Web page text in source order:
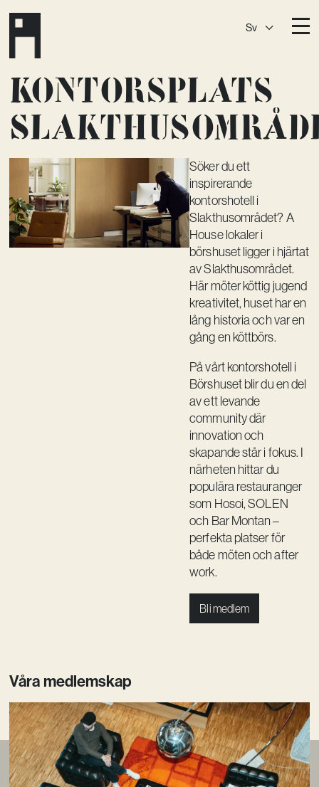
Sv
A HouseÖstermalm
A HouseSlaktis
A HouseSlussen
A House
A House Hagastaden
Medlemskap
Kontorsplats
Söker du ett
inspirerande
kontorshotell i
Slakthusområdet? A
House lokaler i
börshuset ligger i hjärtat
av Slakthusområdet.
Här möter köttig jugend
kreativitet, huset har en
lång historia och var en
gång en köttbörs.
På vårt kontorshotell i
Börshuset blir du en del
av ett levande
community där
innovation och
skapande står i fokus. I
närheten hittar du
populära restauranger
som Hosoi, SOLEN
och Bar Montan –
perfekta platser för
både möten och after
work.
Bli medlem
Våra medlemskap